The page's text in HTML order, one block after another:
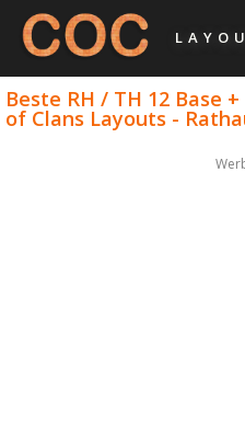
Beste RH / TH 12 Base
of Clans Layouts -